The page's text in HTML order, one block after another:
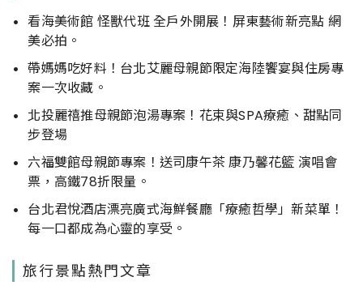
看海美術館 怪獸代班 全戶外開展！屏東藝術新亮點 網
美必拍。
帶媽媽吃好料！台北艾麗母親節限定海陸饗宴與住房專
案一次收藏。
北投麗禧推母親節泡湯專案！花束與SPA療癒、甜點同
步登場
六福雙館母親節專案！送司康午茶 康乃馨花籃 演唱會
票，高鐵78折限量。
台北君悅酒店漂亮廣式海鮮餐廳「療癒哲學」新菜單！
每一口都成為心靈的享受。
旅行景點熱門文章